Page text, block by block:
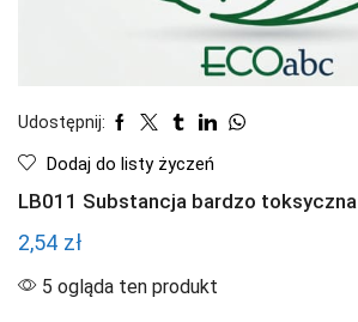
Udostępnij:
Dodaj do listy życzeń
LB011 Substancja bardzo toksyczna
2,54 zł
5 ogląda ten produkt